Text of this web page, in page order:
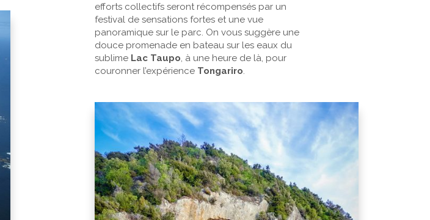
efforts collectifs seront récompensés par un
festival de sensations fortes et une vue
panoramique sur le parc. On vous suggère une
douce promenade en bateau sur les eaux du
sublime Lac Taupo, à une heure de là, pour
couronner l’expérience Tongariro.